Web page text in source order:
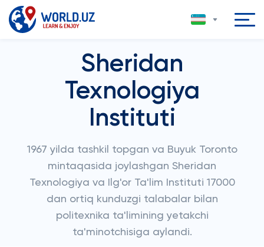
Sheridan
Texnologiya
Instituti
1967 yilda tashkil topgan va Buyuk Toronto
mintaqasida joylashgan Sheridan
Texnologiya va Ilg'or Ta'lim Instituti 17000
dan ortiq kunduzgi talabalar bilan
politexnika ta'limining yetakchi
ta'minotchisiga aylandi.